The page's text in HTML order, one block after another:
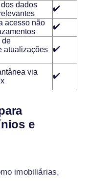
dados
✔️
acesso não
✔️
de
atualizações ✔️
via
✔️
e
imobiliárias,